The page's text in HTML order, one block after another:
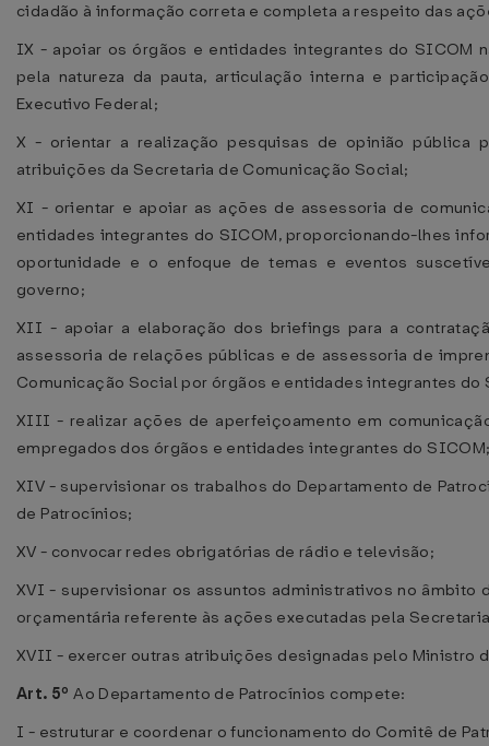
cidadão à informação correta e completa a respeito das
IX - apoiar os órgãos e entidades integrantes do SICOM
pela natureza da pauta, articulação interna e
Executivo Federal;
X - orientar a realização pesquisas de opinião pública
atribuições da Secretaria de Comunicação Social;
XI - orientar e apoiar as ações de assessoria de
entidades integrantes do SICOM, proporcionando-lhes
oportunidade e o enfoque de temas e eventos
governo;
XII - apoiar a elaboração dos briefings para a
assessoria de relações públicas e de assessoria de
Comunicação Social por órgãos e entidades integrantes do
XIII - realizar ações de aperfeiçoamento em
empregados dos órgãos e entidades integrantes do
XIV - supervisionar os trabalhos do Departamento de
de Patrocínios;
XV - convocar redes obrigatórias de rádio e televisão;
XVI - supervisionar os assuntos administrativos no âmbito
orçamentária referente às ações executadas pela
XVII - exercer outras atribuições designadas pelo Ministro
Art. 5ºAo Departamento de Patrocínios compete:
I - estruturar e coordenar o funcionamento do Comitê de